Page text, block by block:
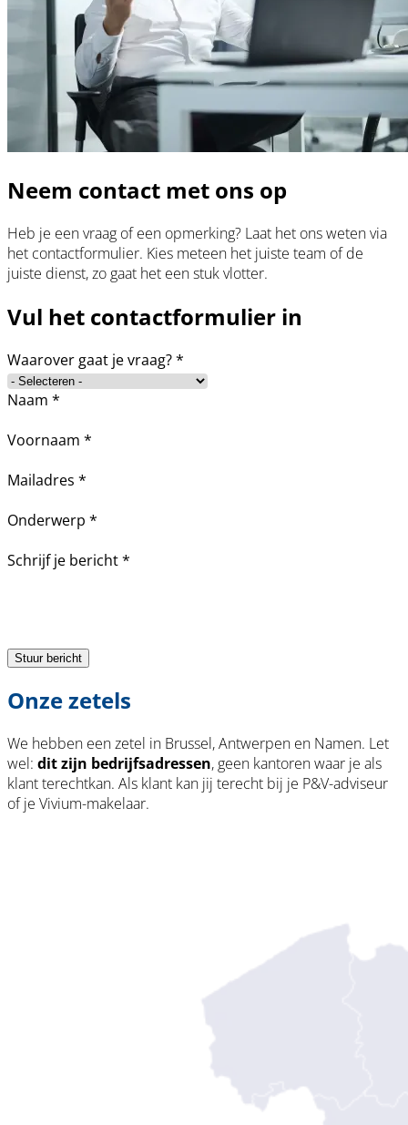
Neem contact met ons op
Heb je een vraag of een opmerking? Laat het ons weten via
het contactformulier. Kies meteen het juiste team of de
juiste dienst, zo gaat het een stuk vlotter.
Vul het contactformulier in
Waarover gaat je vraag?*
Naam *
Voornaam *
Mailadres *
Onderwerp *
Schrijf je bericht*
Stuur bericht
Onze zetels
We hebben een zetel in Brussel, Antwerpen en Namen. Let
wel: dit zijn bedrijfsadressen, geen kantoren waar je als
klant terechtkan. Als klant kan jij terecht bij je P&V-adviseur
of je Vivium-makelaar.